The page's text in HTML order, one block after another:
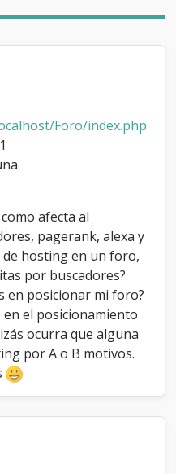
l
S
a
b
a
j
a
d
o
a
l
c
b
Foro/index.php
afecta al
pagerank, alexa y
hosting en un foro,
por buscadores?
en posicionar mi foro?
el posicionamiento
ocurra que alguna
por A o B motivos.